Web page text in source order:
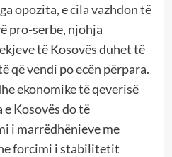
opozita, e cila vazhdon të
pro-serbe, njohja
të Kosovës duhet të
që vendi po ecën përpara.
ekonomike të qeverisë
e Kosovës do të
i marrëdhënieve me
forcimi i stabilitetit